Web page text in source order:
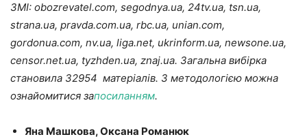
ЗМІ: obozrevatel.com, segodnya.ua, 24tv.ua, tsn.ua,
strana.ua, pravda.com.ua, rbc.ua, unian.com,
gordonua.com, nv.ua, liga.net, ukrinform.ua, newsone.ua,
censor.net.ua, tyzhden.ua, znaj.ua. Загальна вибірка
становила 32954 матеріалів. З методологією можна
ознайомитися запосиланням.
Яна Машкова, Оксана Романюк